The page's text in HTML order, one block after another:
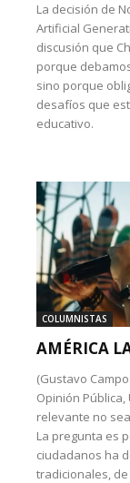
La decisión de
Artificial
discusión que
porque
sino porque
desafíos que
educativo.
COLUMNISTAS
AMÉRICA
(Gustavo
Opinión
relevante no
La pregunta es
ciudadanos ha
tradicionales,